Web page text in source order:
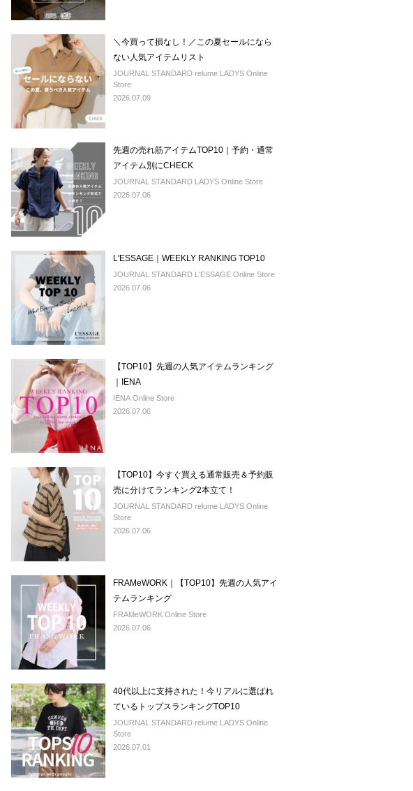
＼今買って損なし！／この夏セールになら
ない人気アイテムリスト
JOURNAL STANDARD relume LADYS Online
Store
2026.07.09
先週の売れ筋アイテムTOP10｜予約・通常
アイテム別にCHECK
JOURNAL STANDARD LADYS Online Store
2026.07.06
L'ESSAGE｜WEEKLY RANKING TOP10
JOURNAL STANDARD L'ESSAGE Online Store
2026.07.06
【TOP10】先週の人気アイテムランキング
｜IENA
IENA Online Store
2026.07.06
【TOP10】今すぐ買える通常販売＆予約販
売に分けてランキング2本立て！
JOURNAL STANDARD relume LADYS Online
Store
2026.07.06
FRAMeWORK｜【TOP10】先週の人気アイ
テムランキング
FRAMeWORK Online Store
2026.07.06
40代以上に支持された！今リアルに選ばれ
ているトップスランキングTOP10
JOURNAL STANDARD relume LADYS Online
Store
2026.07.01